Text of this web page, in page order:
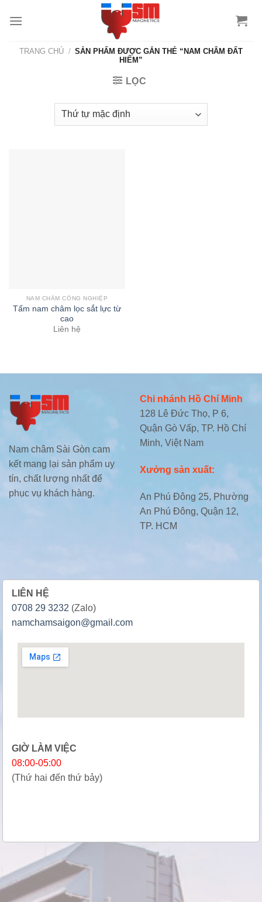
TRANG CHỦ / SẢN PHẨM ĐƯỢC GẮN THẺ “NAM CHÂM ĐẤT
HIẾM”
LỌC
NAM CHÂM CÔNG NGHIỆP
Tấm nam châm lọc sắt lực từ
cao
Liên hệ
Nam châm Sài Gòn cam
kết mang lại sản phẩm uy
tín, chất lượng nhất để
phục vụ khách hàng.
Chi nhánh Hồ Chí Minh
128 Lê Đức Thọ, P 6,
Quận Gò Vấp, TP. Hồ Chí
Minh, Việt Nam
Xưởng sản xuất:
An Phú Đông 25, Phường
An Phú Đông, Quận 12,
TP. HCM
LIÊN HỆ
0708 29 3232 (Zalo)
namchamsaigon@gmail.com
GIỜ LÀM VIỆC
08:00-05:00
(Thứ hai đến thứ bảy)